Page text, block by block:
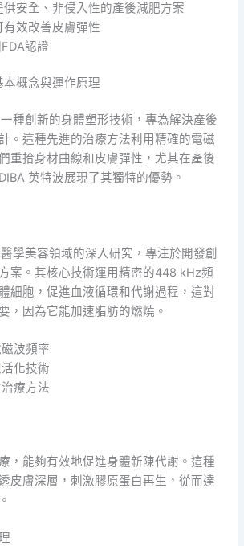
供安全、非侵入性的產後減肥方案
有效改善皮膚彈性
認證
本概念與運作原理
種創新的身體塑形技術，專為解決產後
。這種先進的治療方法利用精確的電磁
重拾身材曲線和皮膚彈性，尤其在產後
英特波展現了其獨特的優勢。
學美容領域的深入研究，專注於開發創
案。其核心技術運用精密的448 kHz頻
細胞，促進血液循環和代謝過程，這對
，因為它能加速脂肪的燃燒。
波頻率
化技術
療方法
，能夠有效地促進身體新陳代謝。這種
皮膚深層，刺激膠原蛋白再生，從而達